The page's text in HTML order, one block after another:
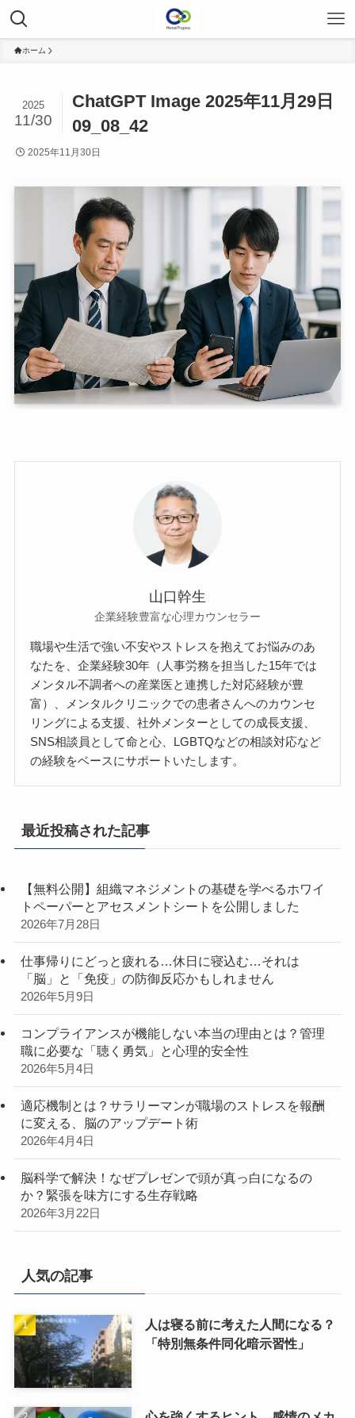
ホーム
ChatGPT Image 2025年11月29日
09_08_42
2025
11/30
2025年11月30日
山口幹生
企業経験豊富な心理カウンセラー
職場や生活で強い不安やストレスを抱えてお悩みのあ
なたを、企業経験30年（人事労務を担当した15年では
メンタル不調者への産業医と連携した対応経験が豊
富）、メンタルクリニックでの患者さんへのカウンセ
リングによる支援、社外メンターとしての成長支援、
SNS相談員として命と心、LGBTQなどの相談対応など
の経験をベースにサポートいたします。
最近投稿された記事
【無料公開】組織マネジメントの基礎を学べるホワイ
トペーパーとアセスメントシートを公開しました
2026年7月28日
仕事帰りにどっと疲れる…休日に寝込む…それは
「脳」と「免疫」の防御反応かもしれません
2026年5月9日
コンプライアンスが機能しない本当の理由とは？管理
職に必要な「聴く勇気」と心理的安全性
2026年5月4日
適応機制とは？サラリーマンが職場のストレスを報酬
に変える、脳のアップデート術
2026年4月4日
脳科学で解決！なぜプレゼンで頭が真っ白になるの
か？緊張を味方にする生存戦略
2026年3月22日
人気の記事
人は寝る前に考えた人間になる？
「特別無条件同化暗示習性」